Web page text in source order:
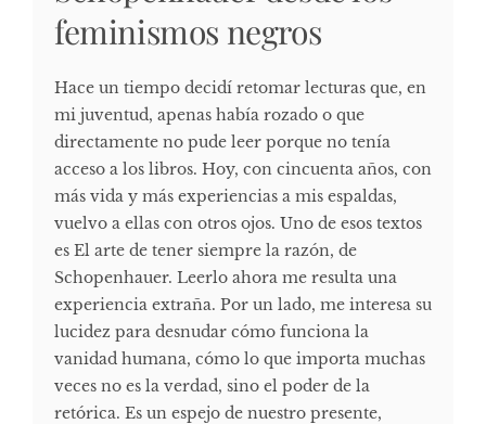
feminismos negros
Hace un tiempo decidí retomar lecturas que, en
mi juventud, apenas había rozado o que
directamente no pude leer porque no tenía
acceso a los libros. Hoy, con cincuenta años, con
más vida y más experiencias a mis espaldas,
vuelvo a ellas con otros ojos. Uno de esos textos
es El arte de tener siempre la razón, de
Schopenhauer. Leerlo ahora me resulta una
experiencia extraña. Por un lado, me interesa su
lucidez para desnudar cómo funciona la
vanidad humana, cómo lo que importa muchas
veces no es la verdad, sino el poder de la
retórica. Es un espejo de nuestro presente,